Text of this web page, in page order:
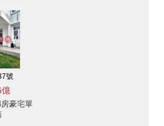
號
億
豪宅單